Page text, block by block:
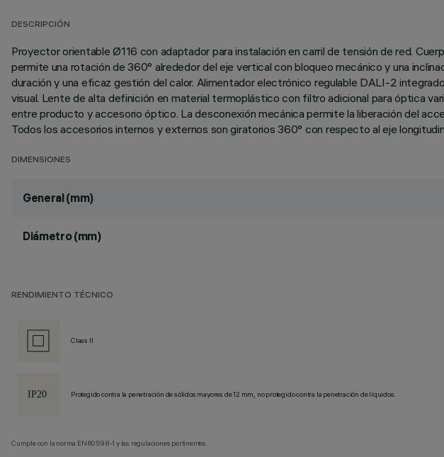
DESCRIPCIÓN
Proyector orientable Ø116 con adaptador para instalación en carril de tensión de red.
permite una rotación de 360° alrededor del eje vertical con bloqueo mecánico y una
duración y una eficaz gestión del calor. Alimentador electrónico regulable DALI-2
visual. Lente de alta definición en material termoplástico con filtro adicional para óptica
entre producto y accesorio óptico. La desconexión mecánica permite la liberación del
Todos los accesorios internos y externos son giratorios 360° con respecto al eje
DIMENSIONES
General (mm)
Diámetro (mm)
RENDIMIENTO TÉCNICO
Class II
Protegido contra la penetración de sólidos mayores de 12 mm, no protegido contra la penetración de líquidos.
Cumple con la norma EN60598-1 y las regulaciones pertinentes.